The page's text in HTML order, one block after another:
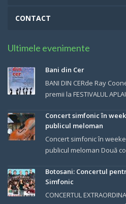
CONTACT
Ultimele evenimente
Bani din Cer
BANI DIN CERde Ray
premii la FESTIVALUL
Concert simfonic în
publicul meloman
Concert simfonic în
publicul meloman Două
Botosani: Concertul
Simfonic
CONCERTUL